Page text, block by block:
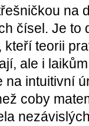
na
čísel. Je to
kteří teorii
ale i
na intuitivní
coby